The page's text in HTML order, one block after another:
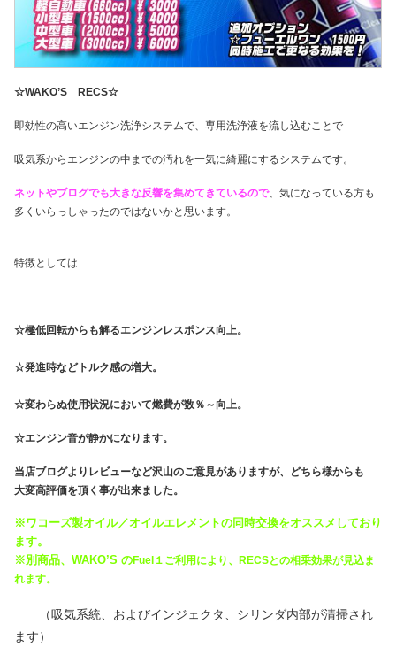
☆WAKO’S RECS☆
即効性の高いエンジン洗浄システムで、専用洗浄液を流し込むことで
吸気系からエンジンの中までの汚れを一気に綺麗にするシステムです。
ネットやブログでも大きな反響を集めてきているので、気になっている方も
多くいらっしゃったのではないかと思います。
特徴としては
☆極低回転からも解るエンジンレスポンス向上。
☆発進時などトルク感の増大。
☆変わらぬ使用状況において燃費が数％～向上。
☆エンジン音が静かになります。
当店ブログよりレビューなど沢山のご意見がありますが、
どちら様からも
大変高評価を頂く事が出来ました。
※ワコーズ製オイル／オイルエレメントの同時交換をオススメしており
ます。
※別商品、WAKO’S のFuel１ご利用により、RECSとの相乗効果が見込ま
れます。
（吸気系統、およびインジェクタ、シリンダ内部が清掃され
ます）